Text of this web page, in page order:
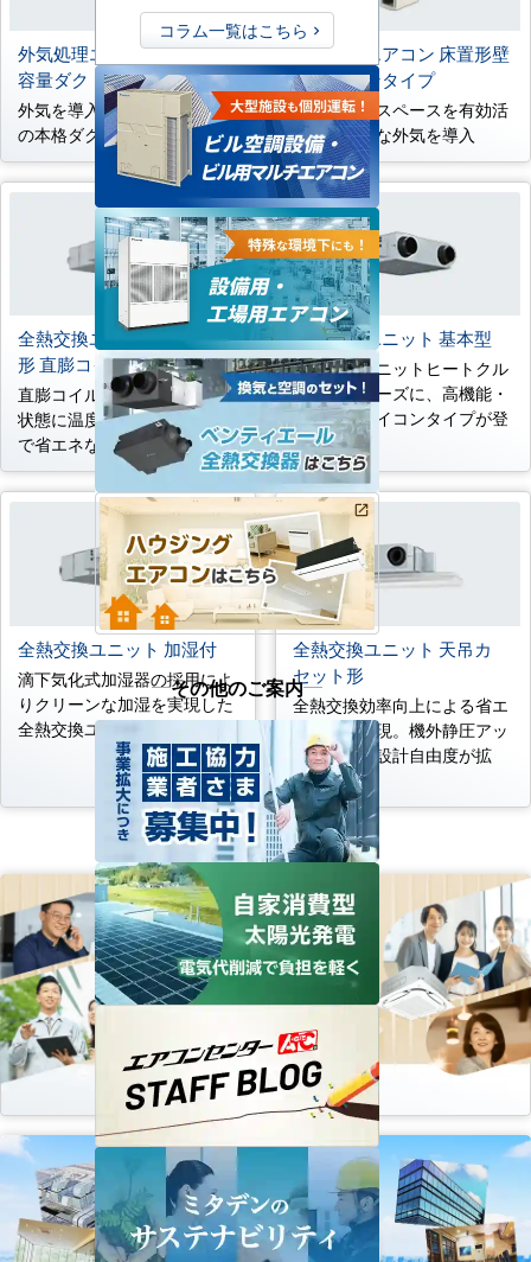
外気処理エアコン 床置形大
容量ダクトタイプ
外気を導入したい大空間向け
の本格ダクト設計に対応
外気処理エアコン 床置形壁
ビルトインタイプ
壁内の柱間スペースを有効活
用し、新鮮な外気を導入
全熱交換ユニット 天井埋込
形 直膨コイル付
直膨コイルで室内空気に近い
状態に温度処理するため快適
で省エネな換気が可能
全熱交換ユニット 基本型
全熱交換ユニットヒートクル
エアーシリーズに、高機能・
高品質なマイコンタイプが登
場
全熱交換ユニット 加湿付
滴下気化式加湿器の採用によ
りクリーンな加湿を実現した
全熱交換ユニット
全熱交換ユニット 天吊カ
セット形
全熱交換効率向上による省エ
ネ換気を実現。機外静圧アッ
プにより、設計自由度が拡
大。
コラム一覧はこちら
その他のご案内